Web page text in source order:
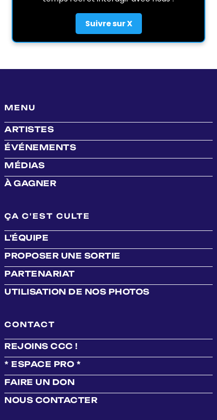
Suivre sur X
MENU
ARTISTES
ÉVÉNEMENTS
MÉDIAS
À GAGNER
ÇA C'EST CULTE
L'ÉQUIPE
PROPOSER UNE SORTIE
PARTENARIAT
UTILISATION DE NOS PHOTOS
CONTACT
REJOINS CCC !
* ESPACE PRO *
FAIRE UN DON
NOUS CONTACTER